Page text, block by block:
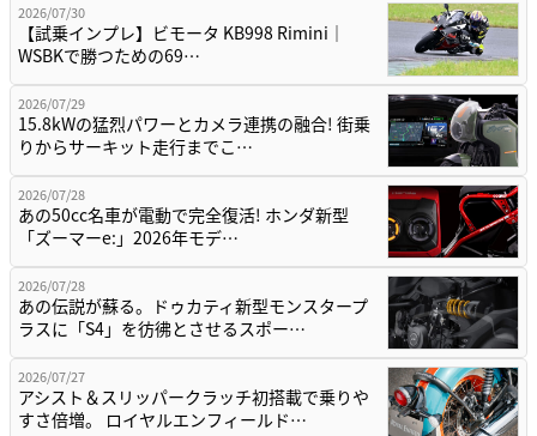
2026/07/30
【試乗インプレ】ビモータ KB998 Rimini｜
WSBKで勝つための69…
2026/07/29
15.8kWの猛烈パワーとカメラ連携の融合! 街乗
りからサーキット走行までこ…
2026/07/28
あの50cc名車が電動で完全復活! ホンダ新型
「ズーマーe:」2026年モデ…
2026/07/28
あの伝説が蘇る。ドゥカティ新型モンスタープ
ラスに「S4」を彷彿とさせるスポー…
2026/07/27
アシスト＆スリッパークラッチ初搭載で乗りや
すさ倍増。 ロイヤルエンフィールド…